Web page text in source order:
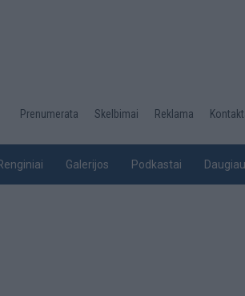
Desktop
top
Prenumerata Skelbimai Reklama
Galerijos Podkastai Daugiau